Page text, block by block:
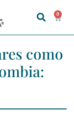
0
como